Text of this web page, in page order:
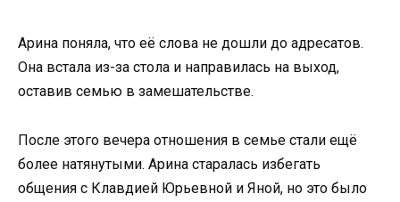
Арина поняла, что её слова не дошли до адресатов.
Она встала из-за стола и направилась на выход,
оставив семью в замешательстве.
После этого вечера отношения в семье стали ещё
более натянутыми. Арина старалась избегать
общения с Клавдией Юрьевной и Яной, но это было